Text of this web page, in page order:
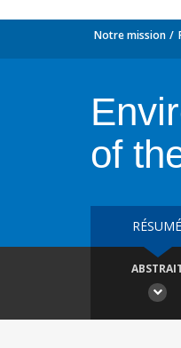
Notre mission
of
RÉSUMÉ